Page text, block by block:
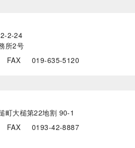
2-24
所2号
FAX 019-635-5120
町大槌第22地割 90-1
FAX 0193-42-8887